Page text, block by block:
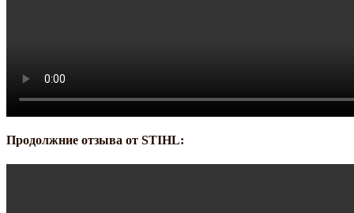
Продолжние отзыва от STIHL: